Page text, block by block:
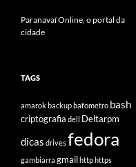
Paranavaí Online, o portal da
cidade
TAGS
amarokbackupbafometro bash
criptografia dell Deltarpm
dicas drivesfedora
gambiarra gmailhttphttps